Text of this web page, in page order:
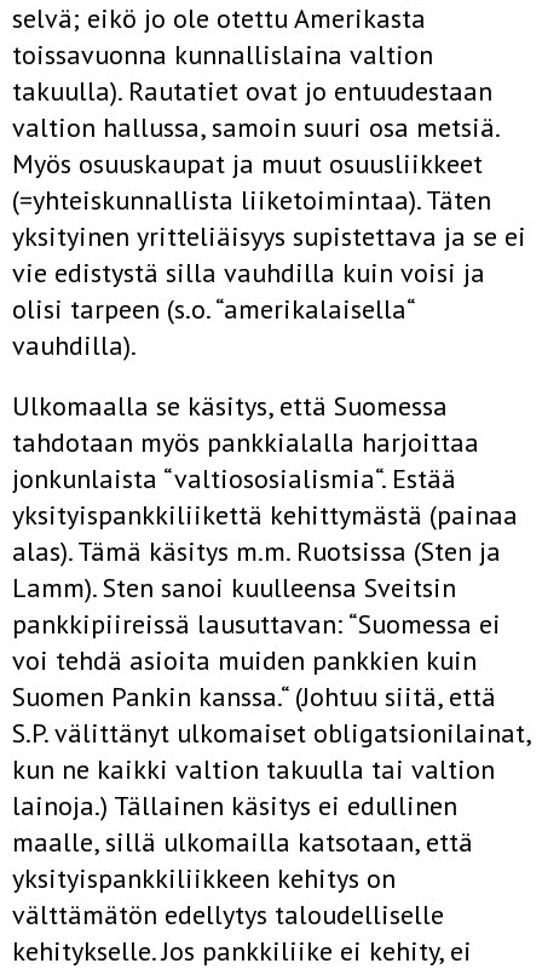
selvä; eikö jo ole otettu Amerikasta
toissavuonna kunnallislaina valtion
takuulla). Rautatiet ovat jo entuudestaan
valtion hallussa, samoin suuri osa metsiä.
Myös osuuskaupat ja muut osuusliikkeet
(=yhteiskunnallista liiketoimintaa). Täten
yksityinen yritteliäisyys supistettava ja se ei
vie edistystä silla vauhdilla kuin voisi ja
olisi tarpeen (s.o. “amerikalaisella“
vauhdilla).
Ulkomaalla se käsitys, että Suomessa
tahdotaan myös pankkialalla harjoittaa
jonkunlaista “valtiososialismia“. Estää
yksityispankkiliikettä kehittymästä (painaa
alas). Tämä käsitys m.m. Ruotsissa (Sten ja
Lamm). Sten sanoi kuulleensa Sveitsin
pankkipiireissä lausuttavan: “Suomessa ei
voi tehdä asioita muiden pankkien kuin
Suomen Pankin kanssa.“ (Johtuu siitä, että
S.P. välittänyt ulkomaiset obligatsionilainat,
kun ne kaikki valtion takuulla tai valtion
lainoja.) Tällainen käsitys ei edullinen
maalle, sillä ulkomailla katsotaan, että
yksityispankkiliikkeen kehitys on
välttämätön edellytys taloudelliselle
kehitykselle. Jos pankkiliike ei kehity, ei